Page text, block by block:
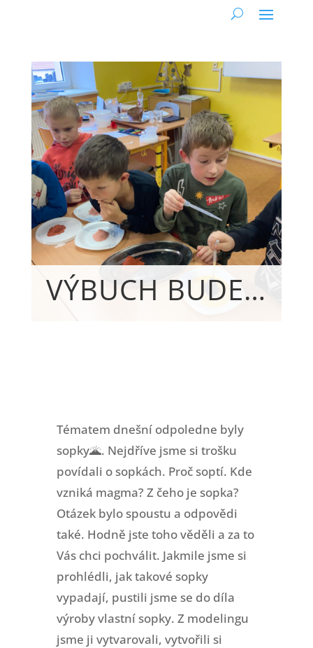
VÝBUCH BUDE…
Tématem dnešní odpoledne byly
sopky🌋. Nejdříve jsme si trošku
povídali o sopkách. Proč soptí. Kde
vzniká magma? Z čeho je sopka?
Otázek bylo spoustu a odpovědi
také. Hodně jste toho věděli a za to
Vás chci pochválit. Jakmile jsme si
prohlédli, jak takové sopky
vypadají, pustili jsme se do díla
výroby vlastní sopky. Z modelingu
jsme ji vytvarovali, vytvořili si